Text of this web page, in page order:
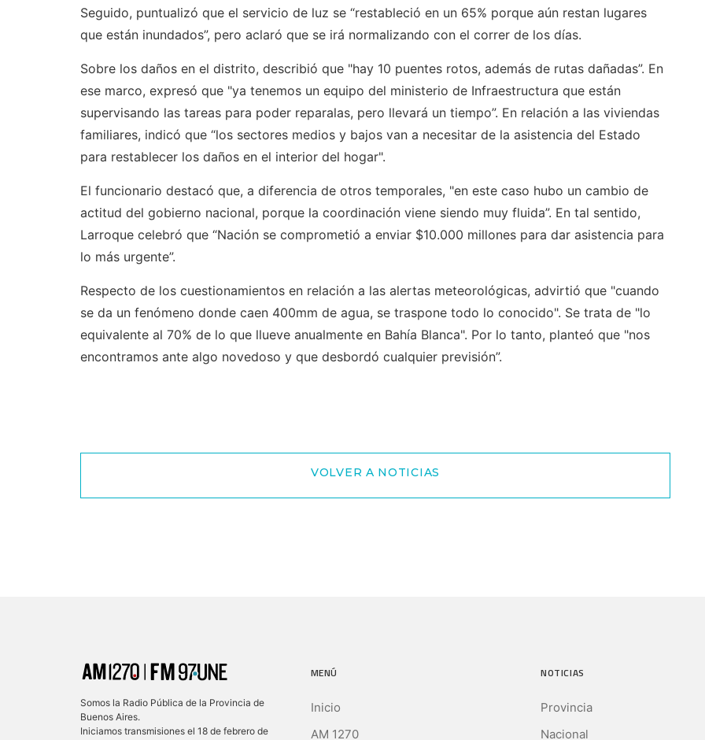
Seguido, puntualizó que el servicio de luz se “restableció en un 65% porque aún restan lugares
que están inundados”, pero aclaró que se irá normalizando con el correr de los días.
Sobre los daños en el distrito, describió que "hay 10 puentes rotos, además de rutas dañadas”. En
ese marco, expresó que "ya tenemos un equipo del ministerio de Infraestructura que están
supervisando las tareas para poder reparalas, pero llevará un tiempo”. En relación a las viviendas
familiares, indicó que “los sectores medios y bajos van a necesitar de la asistencia del Estado
para restablecer los daños en el interior del hogar".
El funcionario destacó que, a diferencia de otros temporales, "en este caso hubo un cambio de
actitud del gobierno nacional, porque la coordinación viene siendo muy fluida”. En tal sentido,
Larroque celebró que “Nación se comprometió a enviar $10.000 millones para dar asistencia para
lo más urgente”.
Respecto de los cuestionamientos en relación a las alertas meteorológicas, advirtió que "cuando
se da un fenómeno donde caen 400mm de agua, se traspone todo lo conocido". Se trata de "lo
equivalente al 70% de lo que llueve anualmente en Bahía Blanca". Por lo tanto, planteó que "nos
encontramos ante algo novedoso y que desbordó cualquier previsión”.
VOLVER A NOTICIAS
Somos la Radio Pública de la Provincia de
Buenos Aires.
Iniciamos transmisiones el 18 de febrero de
MENÚ
Inicio
AM 1270
NOTICIAS
Provincia
Nacional